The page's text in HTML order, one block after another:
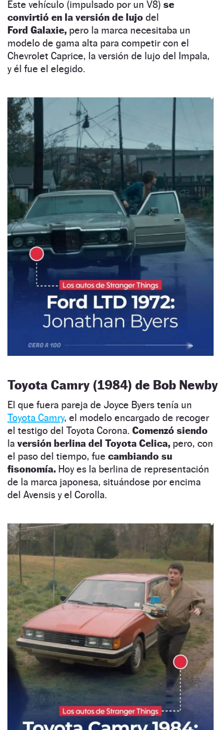
Este vehículo (impulsado por un V8) se
convirtió en la versión de lujo del
Ford Galaxie, pero la marca necesitaba un
modelo de gama alta para competir con el
Chevrolet Caprice, la versión de lujo del Impala,
y él fue el elegido.
Toyota Camry (1984) de Bob Newby
El que fuera pareja de Joyce Byers tenía un
Toyota Camry, el modelo encargado de recoger
el testigo del Toyota Corona. Comenzó siendo
la versión berlina del Toyota Celica, pero, con
el paso del tiempo, fue cambiando su
fisonomía. Hoy es la berlina de representación
de la marca japonesa, situándose por encima
del Avensis y el Corolla.